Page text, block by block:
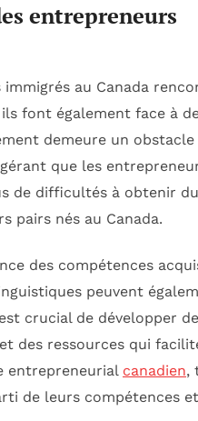
entrepreneurs
au Canada
font également face à
demeure un
que les
de difficultés à obtenir
pairs nés au Canada.
des compétences
peuvent
crucial de développer
des ressources qui
entrepreneurial canadien,
de leurs compétences